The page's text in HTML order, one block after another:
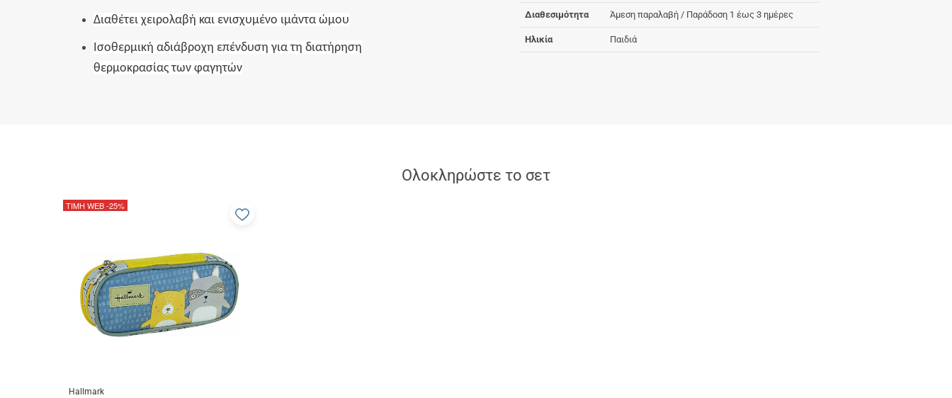
Διαθέτει χειρολαβή και ενισχυμένο ιμάντα ώμου
Ισοθερμική αδιάβροχη επένδυση για τη διατήρηση
θερμοκρασίας των φαγητών
Διαθεσιμότητα Άμεση παραλαβή / Παράδoση 1 έως 3 ημέρες
Ηλικία Παιδιά
Ολοκληρώστε το σετ
Hallmark
ΤΙΜΗ WEB-25%
Προσθήκη